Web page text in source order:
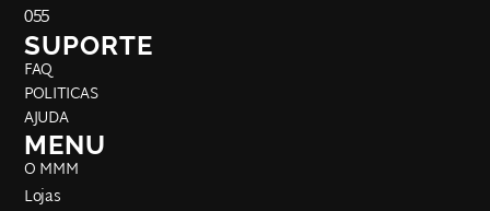
055
SUPORTE
FAQ
POLITICAS
AJUDA
MENU
O MMM
Lojas